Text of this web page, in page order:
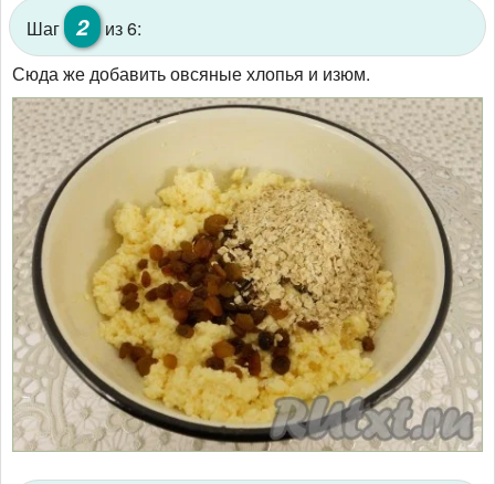
Шаг 2
из 6:
Сюда же добавить овсяные хлопья и изюм.